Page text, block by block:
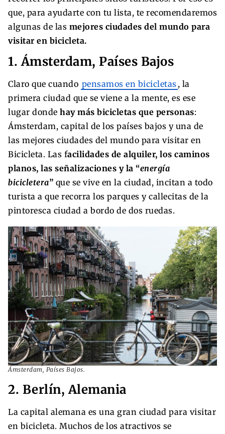
que, para ayudarte con tu lista, te recomendaremos
algunas de las mejores ciudades del mundo para
visitar en bicicleta.
1. Ámsterdam, Países Bajos
Claro que cuando pensamos en bicicletas , la
primera ciudad que se viene a la mente, es ese
lugar donde hay más bicicletas que personas:
Ámsterdam, capital de los países bajos y una de
las mejores ciudades del mundo para visitar en
Bicicleta. Las facilidades de alquiler, los caminos
planos, las señalizaciones y la “energía
bicicletera” que se vive en la ciudad, incitan a todo
turista a que recorra los parques y callecitas de la
pintoresca ciudad a bordo de dos ruedas.
Ámsterdam, Países Bajos.
2. Berlín, Alemania
La capital alemana es una gran ciudad para visitar
en bicicleta. Muchos de los atractivos se